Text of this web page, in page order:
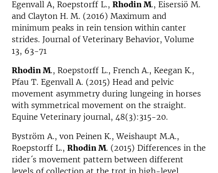
Egenvall A, Roepstorff L., Rhodin M., Eisersiö M.
and Clayton H. M. (2016) Maximum and
minimum peaks in rein tension within canter
strides. Journal of Veterinary Behavior, Volume
13, 63-71
Rhodin M., Roepstorff L., French A., Keegan K.,
Pfau T. Egenvall A. (2015) Head and pelvic
movement asymmetry during lungeing in horses
with symmetrical movement on the straight.
Equine Veterinary journal, 48(3):315-20.
Byström A., von Peinen K., Weishaupt M.A.,
Roepstorff L., Rhodin M. (2015) Differences in the
rider´s movement pattern between different
levels of collection at the trot in high-level